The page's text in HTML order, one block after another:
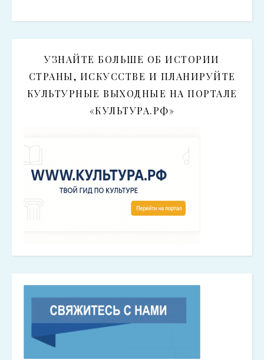
УЗНАЙТЕ БОЛЬШЕ ОБ ИСТОРИИ
СТРАНЫ, ИСКУССТВЕ И ПЛАНИРУЙТЕ
КУЛЬТУРНЫЕ ВЫХОДНЫЕ НА ПОРТАЛЕ
«КУЛЬТУРА.РФ»